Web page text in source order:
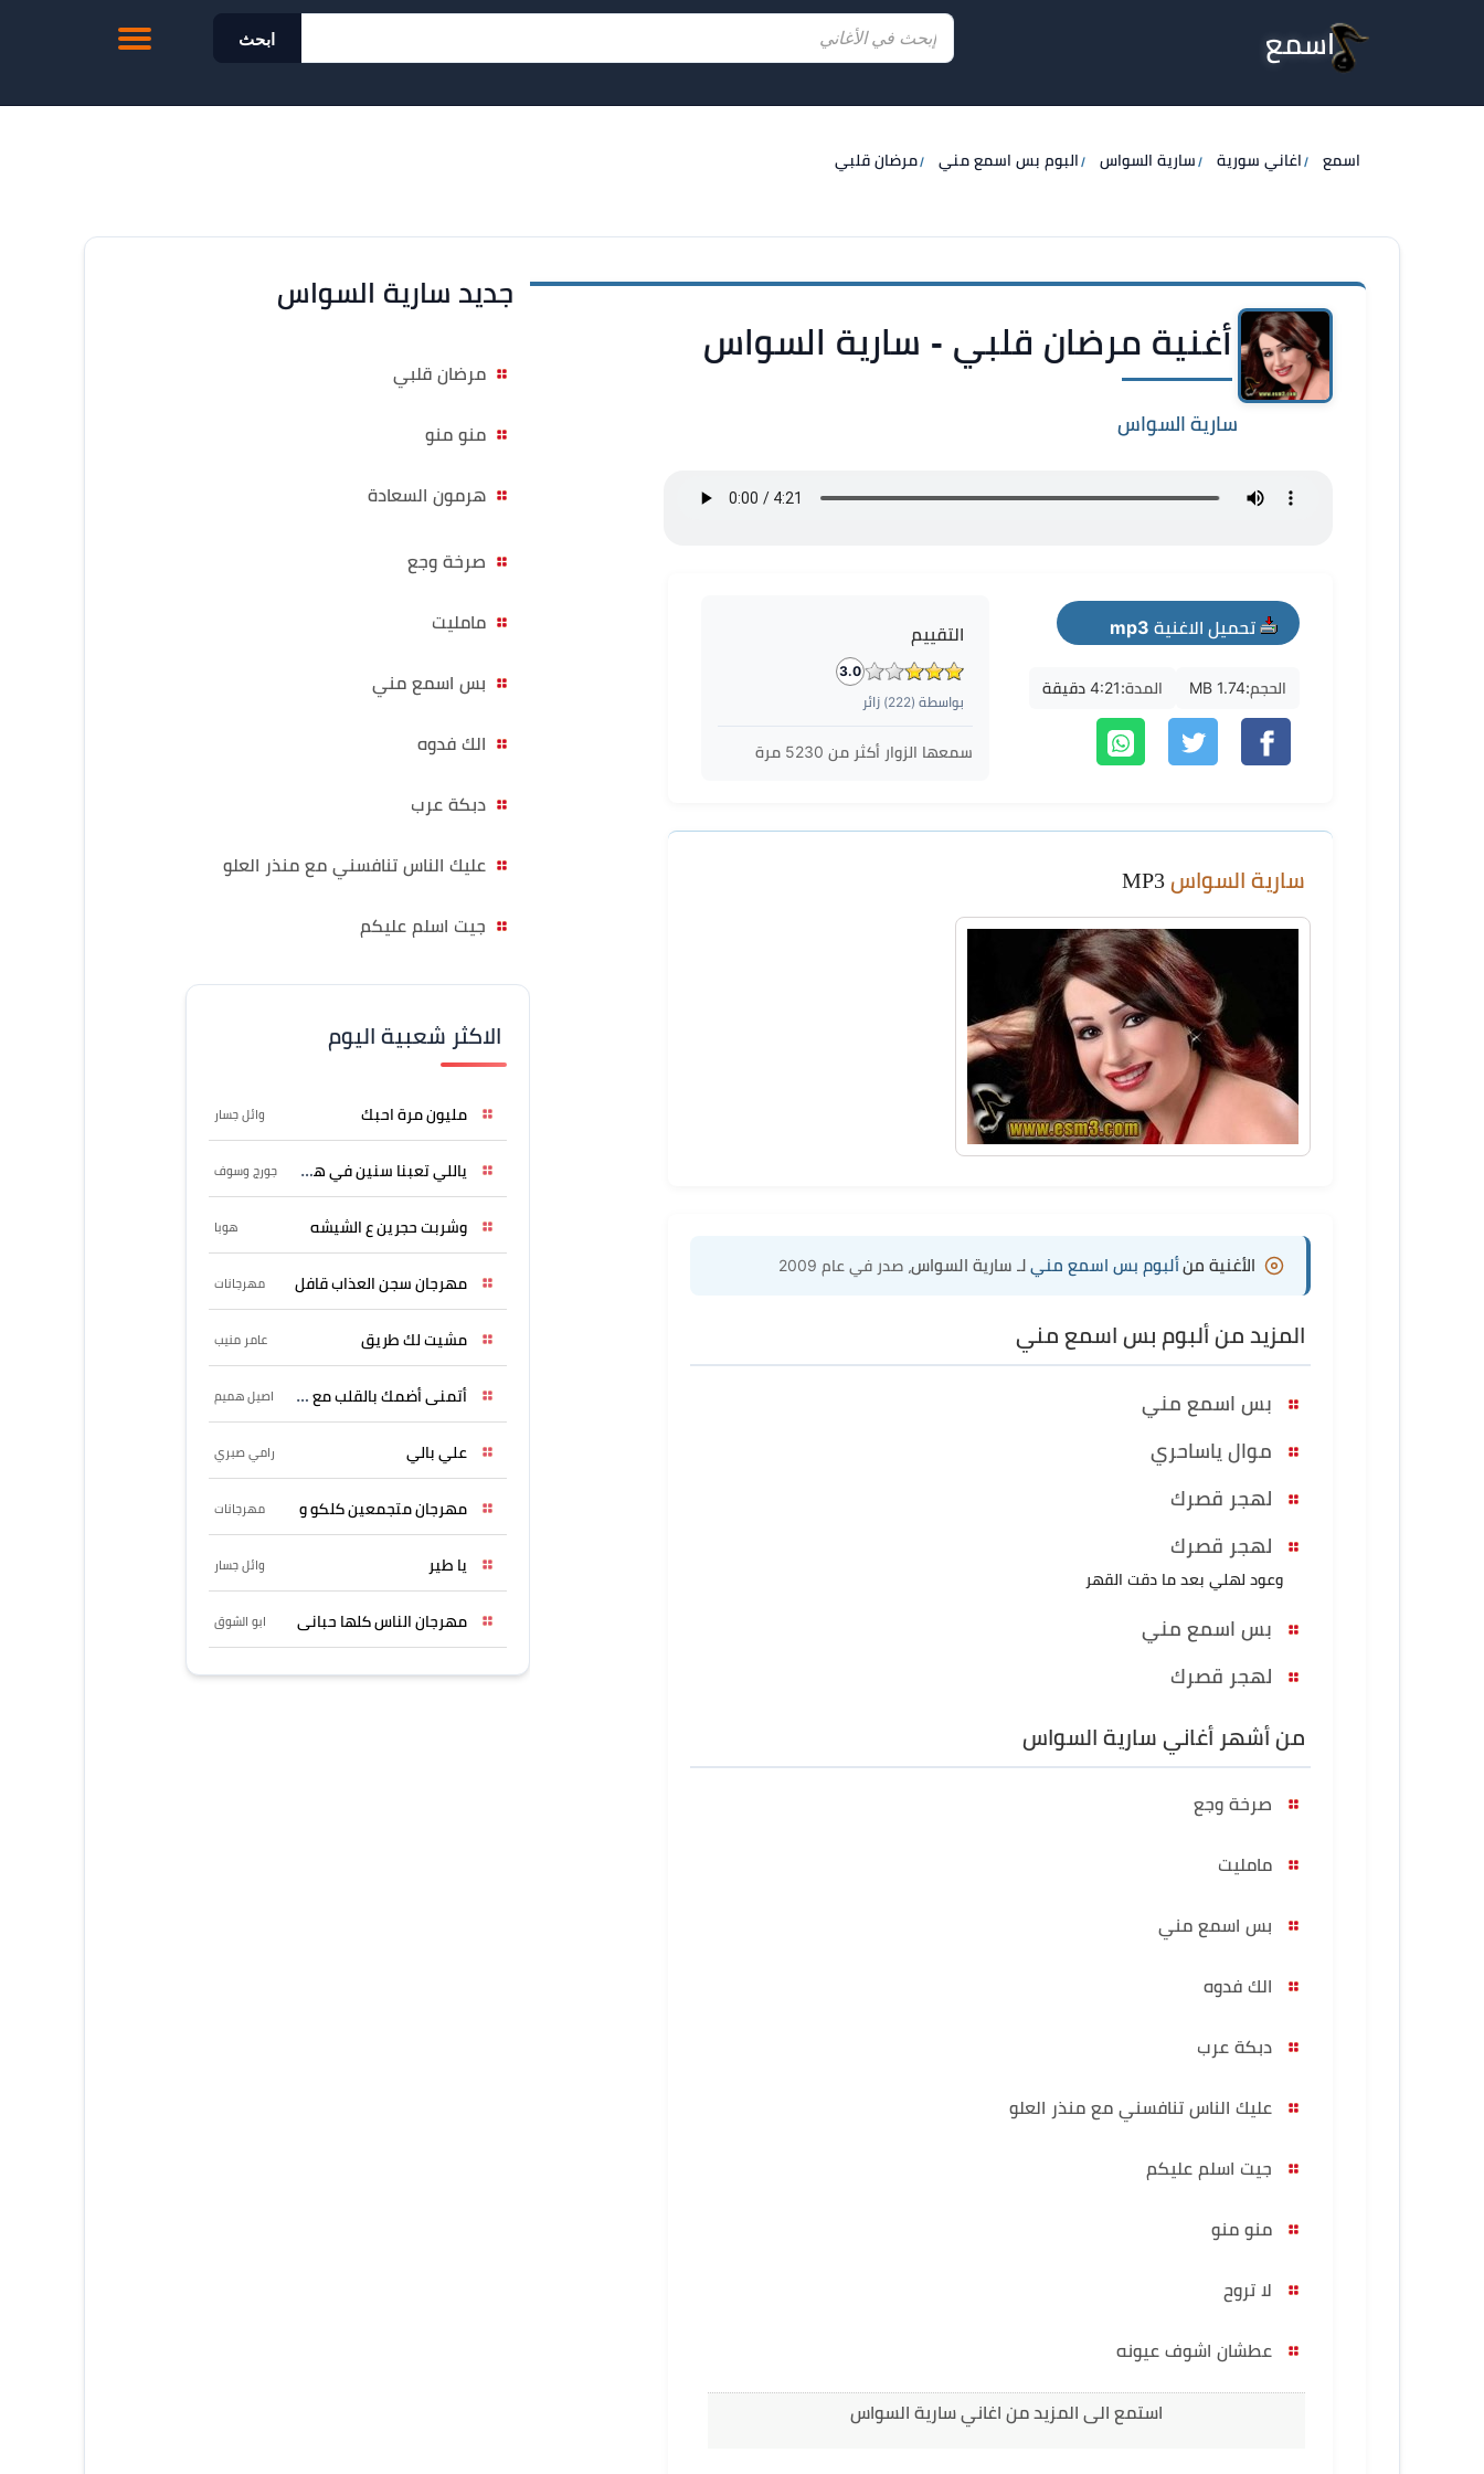
اسمع ابحث
اسمع اغاني سورية سارية السواس البوم بس اسمع مني مرضان قلبي
أغنية مرضان قلبي - سارية السواس
سارية السواس
تحميل الاغنية mp3
الحجم:1.74 MB المدة:4:21 دقيقة
التقييم
3.0
بواسطة (222) زائر
سمعها الزوار أكثر من 5230 مرة
سارية السواس
الأغنية منألبوم بس اسمع مني لـ سارية السواس ، صدر في عام 2009
المزيد من ألبوم بس اسمع مني
بس اسمع مني
موال ياساحري
لهجر قصرك
لهجر قصرك
وعود لهلي بعد ما دقت القهر
بس اسمع مني
لهجر قصرك
من أشهر أغاني سارية السواس
صرخة وجع
مامليت
بس اسمع مني
الك فدوه
دبكة عرب
عليك الناس تنافسني مع منذر العلو
جيت اسلم عليكم
منو منو
لا تروح
عطشان اشوف عيونه
استمع الى المزيد من اغاني سارية السواس
جديد سارية السواس
مرضان قلبي
منو منو
هرمون السعادة
صرخة وجع
مامليت
بس اسمع مني
الك فدوه
دبكة عرب
عليك الناس تنافسني مع منذر العلو
جيت اسلم عليكم
الاكثر شعبية اليوم
مليون مرة احبك وائل جسار
ياللي تعبنا سنين في هواه جورج وسوف
وشربت حجرين ع الشيشه هوبا
مهرجان سجن العذاب قافل مهرجانات
مشيت لك طريق عامر منيب
أتمنى أضمك بالقلب مع حسين اصيل هميم
علي بالي رامي صبري
مهرجان متجمعين كلكو و مهرجانات
يا طير وائل جسار
مهرجان الناس كلها حبانى ابو الشوق